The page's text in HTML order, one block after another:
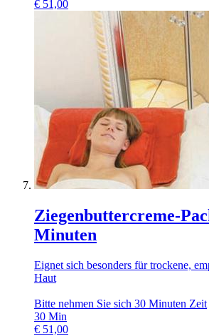
€ 51,00
Ziegenbuttercreme-
Minuten
Eignet sich besonders für trockene,
Haut
Bitte nehmen Sie sich 30 Minuten Zeit
30 Min
€ 51,00